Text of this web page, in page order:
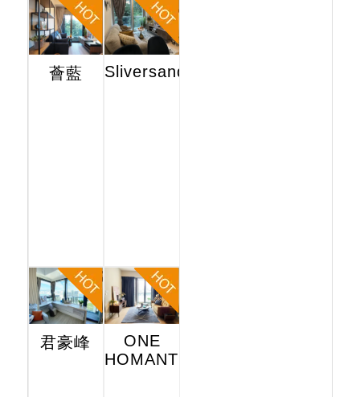
薈藍 Sliversands
君豪峰
ONE
HOMANTIN